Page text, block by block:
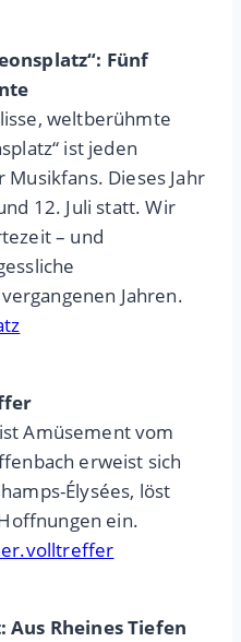
Fünf
weltberühmte
ist jeden
Dieses Jahr
12. Juli statt. Wir
– und
Jahren.
Amüsement vom
erweist sich
Élysées, löst
ein.
Aus Rheines Tiefen